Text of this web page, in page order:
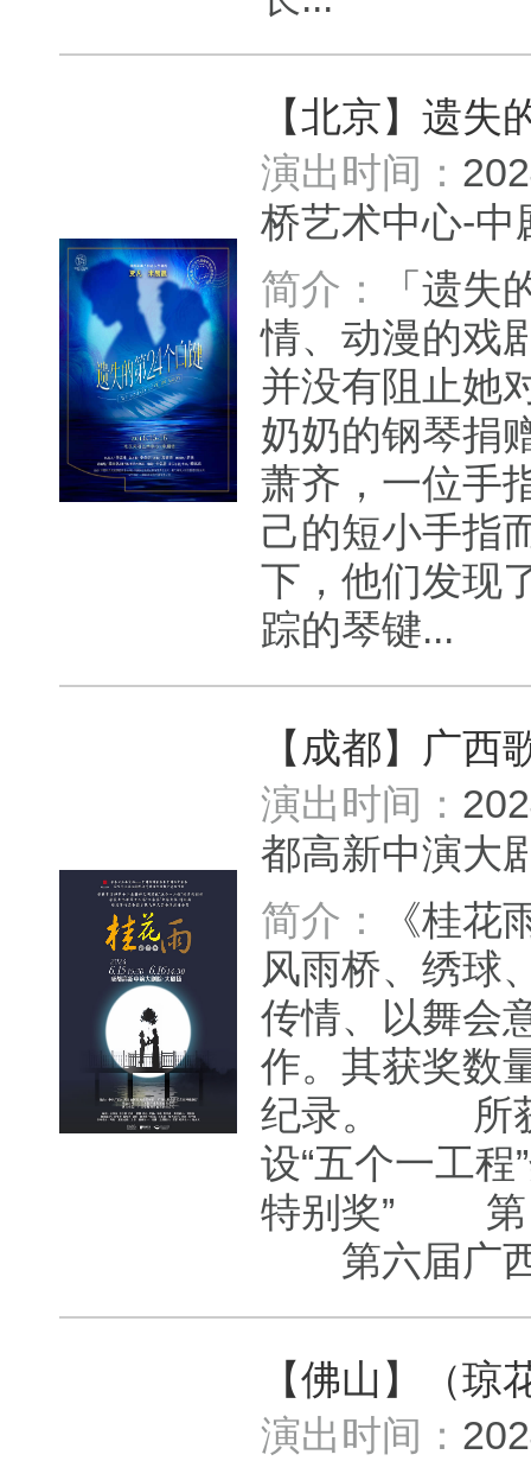
【北京】遗失
演出时间：
桥艺术中心-
简介：
「遗
情、动漫的
并没有阻止她
奶奶的钢琴捐
萧齐，一位手
己的短小手指
下，他们发现
踪的琴键...
【成都】广
演出时间：
都高新中演
简介：
《桂
风雨桥、绣球
传情、以舞会
作。其获奖数
纪录。 所获
设“五个一工
特别奖” 第四
第六届广西
【佛山】（
演出时间：